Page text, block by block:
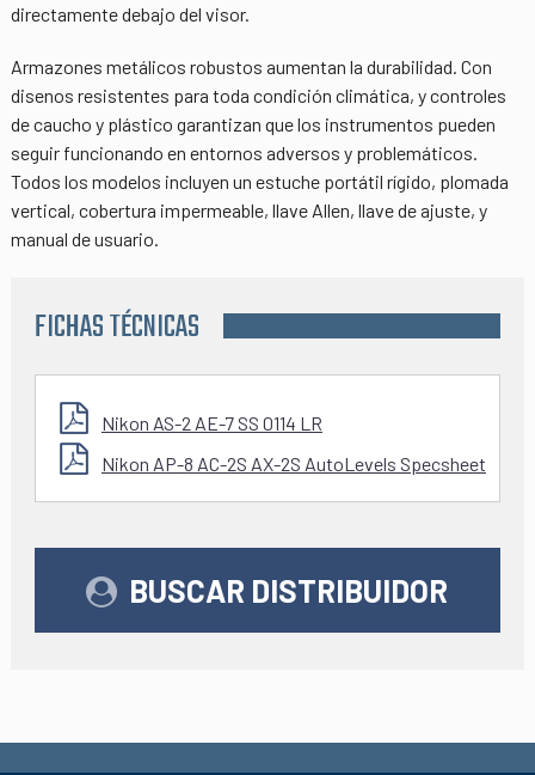
directamente debajo del visor.
Armazones metálicos robustos aumentan la durabilidad. Con
disenos resistentes para toda condición climática, y controles
de caucho y plástico garantizan que los instrumentos pueden
seguir funcionando en entornos adversos y problemáticos.
Todos los modelos incluyen un estuche portátil rígido, plomada
vertical, cobertura impermeable, llave Allen, llave de ajuste, y
manual de usuario.
FICHAS TÉCNICAS
Nikon AS-2 AE-7 SS 0114 LR
Nikon AP-8 AC-2S AX-2S AutoLevels Specsheet
BUSCAR DISTRIBUIDOR